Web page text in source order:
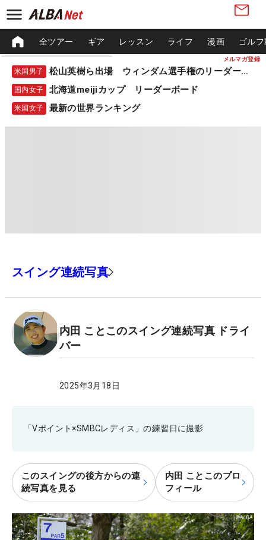
メルマガ登録
全ツアー ギア レッスン ライフ 漫画 ゴル
米国男子 松山英樹ら出場 ウィンダム選手権のリーダーボード
国内女子 北海道meijiカップ リーダーボード
米国女子 最新の世界ランキング
スイング連続写真
内田 ことこのスイング連続写真 ドライ
バー
2025年3月18日
「Vポイント×SMBCレディス」の練習日に撮影
このスイングの後方からの連
続写真を見る
内田 ことこのプロ
フィール